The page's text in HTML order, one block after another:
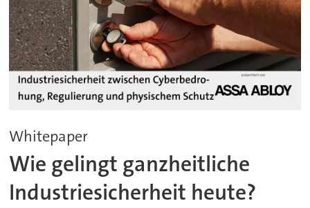
Whitepaper
Wie gelingt ganzheitliche
Industriesicherheit heute?